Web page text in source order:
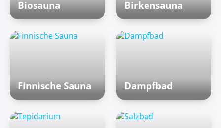
Biosauna Birkensauna
Finnische Sauna Dampfbad